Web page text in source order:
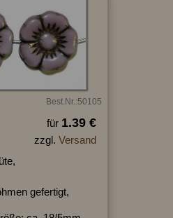
Best.Nr.:50105
für 1.39 €
zzgl. Versand
gefertigt,